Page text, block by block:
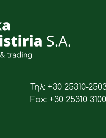
Τηλ: +30 25310-
Fax: +30 25310